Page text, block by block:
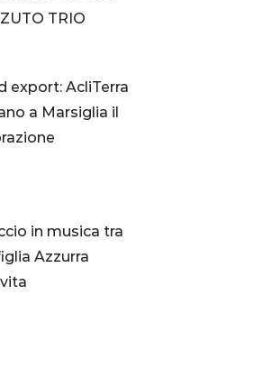
TRIO
export: AcliTerra
a Marsiglia il
in musica tra
Azzurra